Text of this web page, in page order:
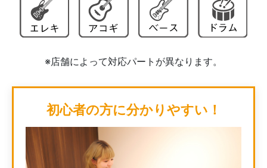
※店舗によって対応パートが異なります。
初心者の方に分かりやすい！